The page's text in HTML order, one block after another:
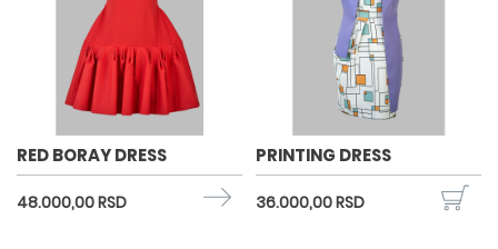
RED BORAY DRESS
48.000,00 RSD
PRINTING DRESS
36.000,00 RSD